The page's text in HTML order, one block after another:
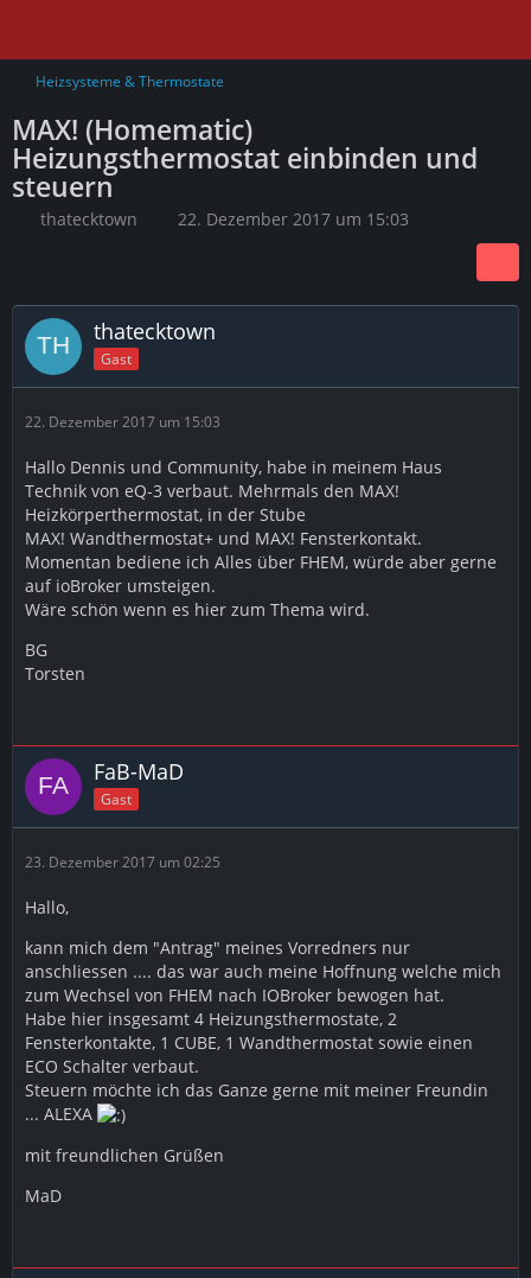
Heizsysteme & Thermostate
MAX! (Homematic)
Heizungsthermostat einbinden und
steuern
thatecktown 22. Dezember 2017 um 15:03
thatecktown
Gast
22. Dezember 2017 um 15:03
Hallo Dennis und Community, habe in meinem Haus
Technik von eQ-3 verbaut. Mehrmals den MAX!
Heizkörperthermostat, in der Stube
MAX! Wandthermostat+ und MAX! Fensterkontakt.
Momentan bediene ich Alles über FHEM, würde aber gerne
auf ioBroker umsteigen.
Wäre schön wenn es hier zum Thema wird.
BG
Torsten
FaB-MaD
Gast
23. Dezember 2017 um 02:25
Hallo,
kann mich dem "Antrag" meines Vorredners nur
anschliessen .... das war auch meine Hoffnung welche mich
zum Wechsel von FHEM nach IOBroker bewogen hat.
Habe hier insgesamt 4 Heizungsthermostate, 2
Fensterkontakte, 1 CUBE, 1 Wandthermostat sowie einen
ECO Schalter verbaut.
Steuern möchte ich das Ganze gerne mit meiner Freundin
... ALEXA
mit freundlichen Grüßen
MaD